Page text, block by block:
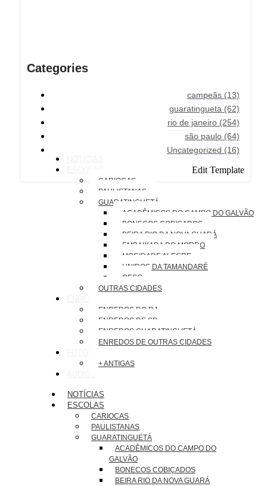
Categories
campeãs (13)
guaratingueta (62)
rio de janeiro (254)
são paulo (64)
Uncategorized (16)
Edit Template
CARIOCAS
PAULISTANAS
GUARATINGUETÁ
ACADÊMICOS DO CAMPO DO GALVÃO
BONECOS COBIÇADOS
BEIRA RIO DA NOVA GUARÁ
EMBAIXADA DO MORRO
MOCIDADE ALEGRE
UNIDOS DA TAMANDARÉ
OESG
OUTRAS CIDADES
ENREDOS DO RJ
ENREDOS DE SP
ENREDOS GUARATINGUETÁ
ENREDOS DE OUTRAS CIDADES
+ ANTIGAS
NOTÍCIAS
ESCOLAS
CARIOCAS
PAULISTANAS
GUARATINGUETÁ
ACADÊMICOS DO CAMPO DO
GALVÃO
BONECOS COBIÇADOS
BEIRA RIO DA NOVA GUARÁ